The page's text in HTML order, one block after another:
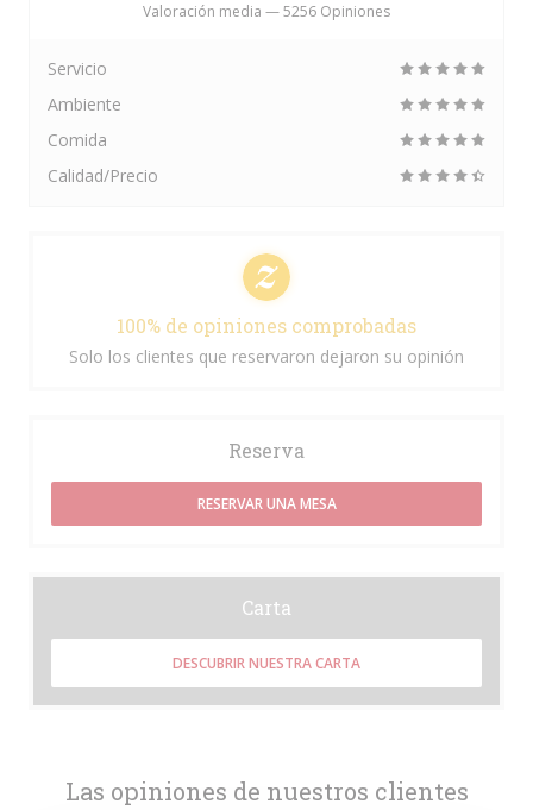
Las opiniones de nuestros clientes
Valoración media —5256 Opiniones
Servicio
Ambiente
Comida
Calidad/Precio
100% de opiniones comprobadas
Solo los clientes que reservaron dejaron su opinión
Reserva
RESERVAR UNA MESA
Carta
DESCUBRIR NUESTRA CARTA